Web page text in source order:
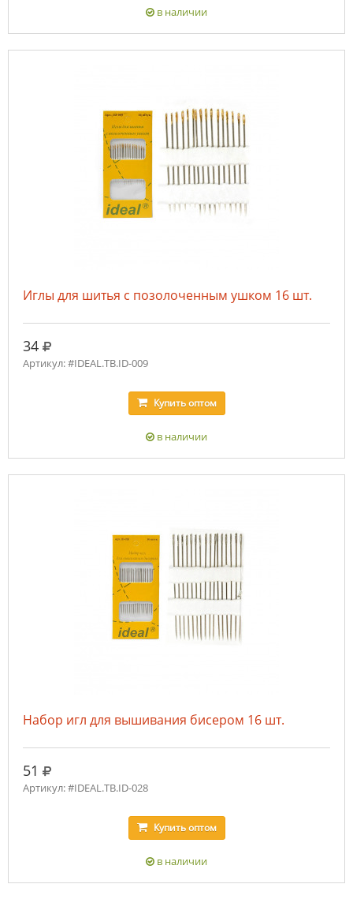
в наличии
Иглы для шитья с позолоченным ушком 16 шт.
34 руб.
Артикул: #IDEAL.ТВ.ID-009
Купитьоптом
в наличии
Набор игл для вышивания бисером 16 шт.
51 руб.
Артикул: #IDEAL.ТВ.ID-028
Купитьоптом
в наличии